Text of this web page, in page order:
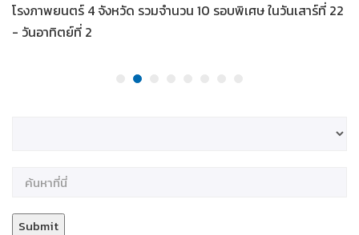
โรงภาพยนตร์ 4 จังหวัด รวมจำนวน 10 รอบพิเศษ ในวันเสาร์ที่ 22
- วันอาทิตย์ที่ 2